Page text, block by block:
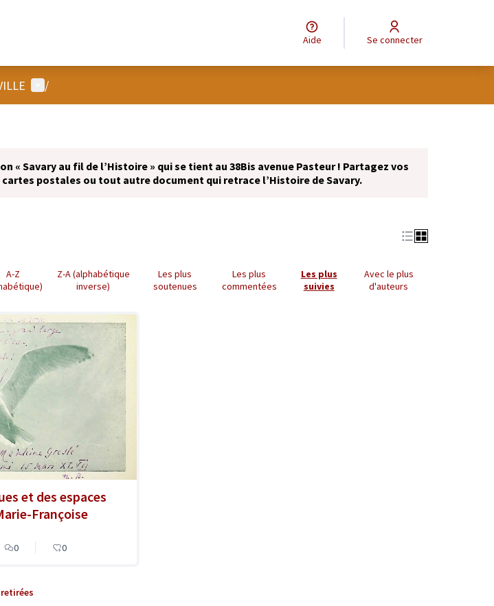
Aide Se connecter
Menu utilisateur
/
« Savary au fil de l’Histoire » qui se tient au 38Bis avenue Pasteur ! Partagez vos
postales ou tout autre document qui retrace l’Histoire de Savary.
A-Z
Z-A (alphabétique
inverse)
Les plus
soutenues
Les plus
commentées
Les plus
suivies
Avec le plus
d'auteurs
et des espaces
Françoise
0 0